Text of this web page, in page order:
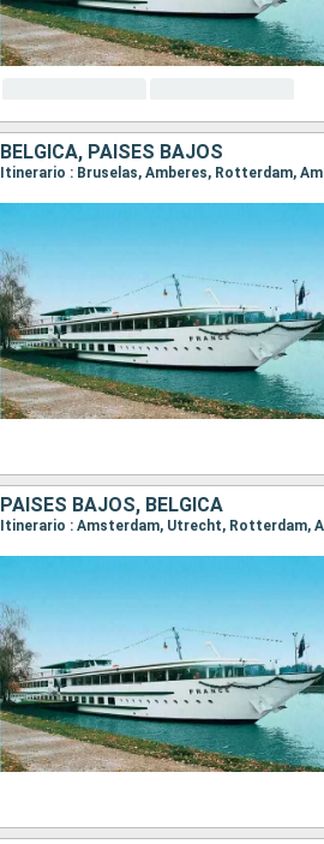
BÉLGICA, PAISES BAJOS
Itinerario : Bruselas, Amberes, Rotterdam,
PAISES BAJOS, BÉLGICA
Itinerario : Amsterdam, Utrecht, Rotterdam,